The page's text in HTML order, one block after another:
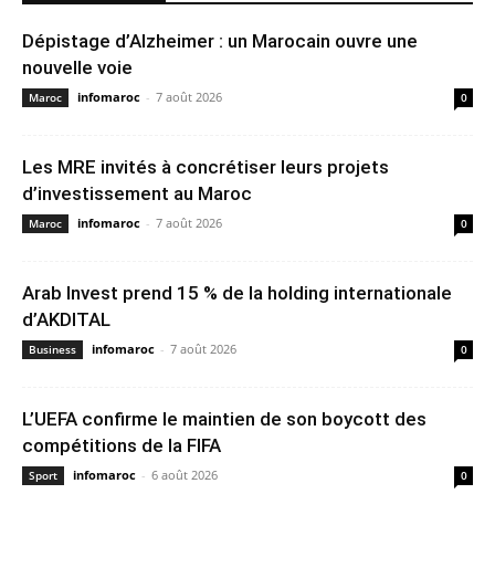
Dépistage d’Alzheimer : un Marocain ouvre une
nouvelle voie
Maroc infomaroc - 7 août 2026 0
Les MRE invités à concrétiser leurs projets
d’investissement au Maroc
Maroc infomaroc - 7 août 2026 0
Arab Invest prend 15 % de la holding internationale
d’AKDITAL
Business infomaroc - 7 août 2026 0
L’UEFA confirme le maintien de son boycott des
compétitions de la FIFA
Sport infomaroc - 6 août 2026 0